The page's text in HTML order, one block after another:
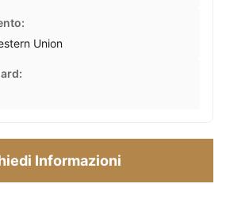
Union
Informazioni